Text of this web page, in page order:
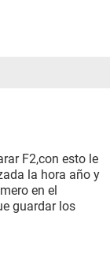
F2,con esto le
la hora año y
en el
guardar los